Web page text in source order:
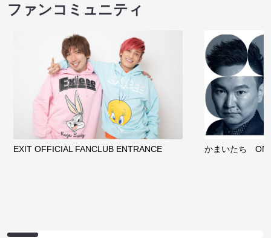
ファンコミュニティ
EXIT OFFICIAL FANCLUB ENTRANCE かまいたち